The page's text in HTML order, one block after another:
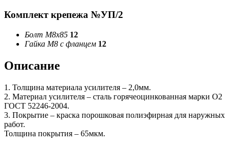
Комплект крепежа №УП/2
Болт М8х85 12
Гайка М8 с фланцем 12
Описание
1. Толщина материала усилителя – 2,0мм.
2. Материал усилителя – сталь горячеоцинкованная марки О2
ГОСТ 52246-2004.
3. Покрытие – краска порошковая полиэфирная для наружных
работ.
Толщина покрытия – 65мкм.